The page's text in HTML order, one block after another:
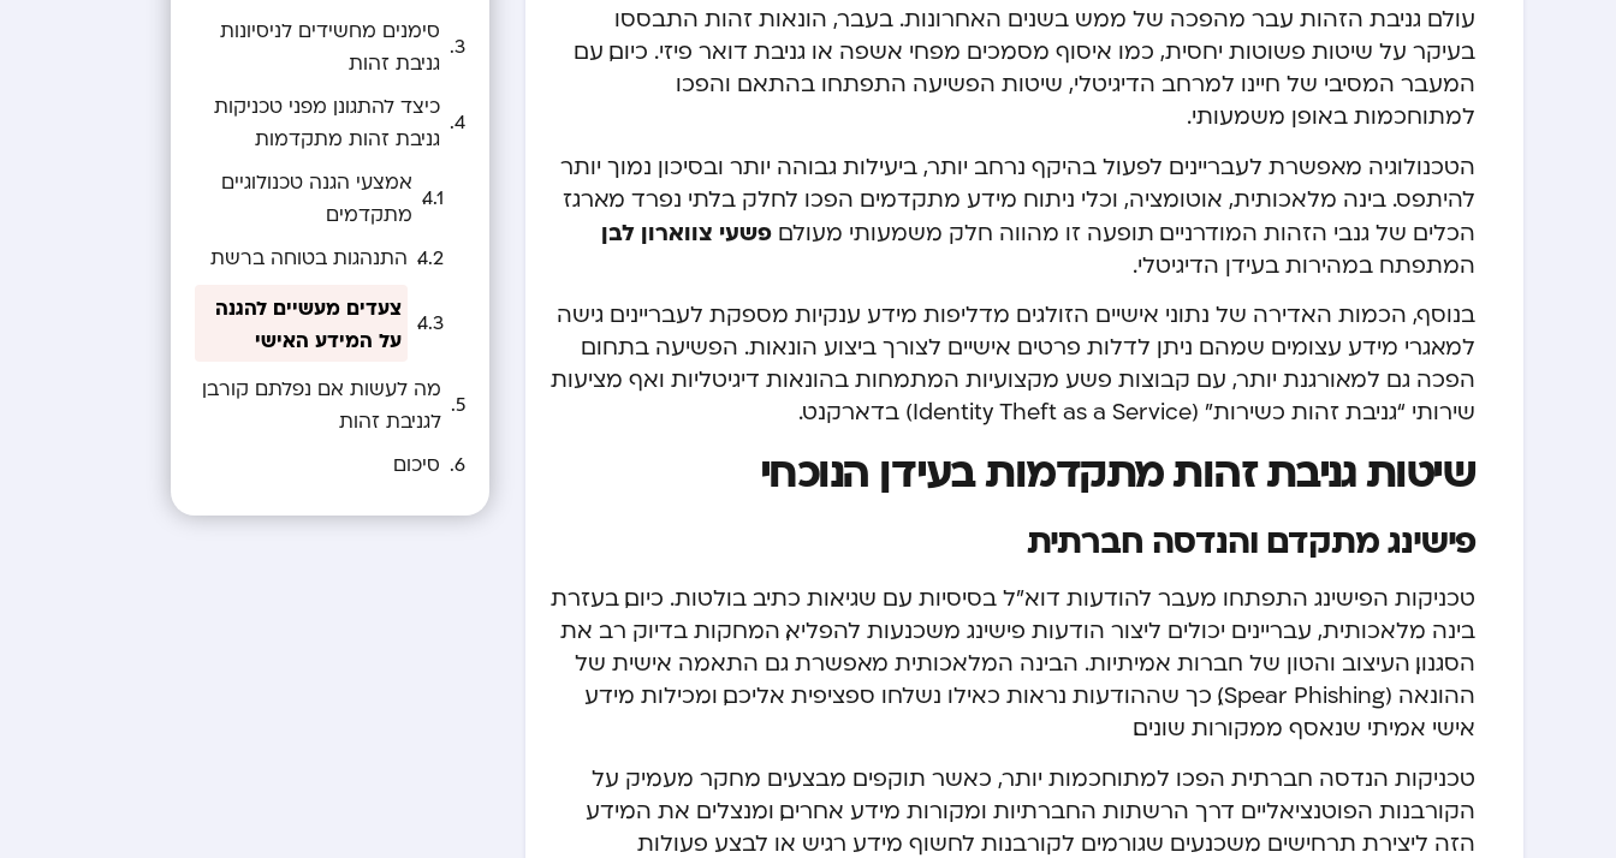
עולם גניבת הזהות עבר מהפכה של ממש בשנים האחרונות. בעבר, הונאות זהות התבססו
בעיקר על שיטות פשוטות יחסית, כמו איסוף מסמכים מפחי אשפה או גניבת דואר פיזי. כיום, עם
המעבר המסיבי של חיינו למרחב הדיגיטלי, שיטות הפשיעה התפתחו בהתאם והפכו
למתוחכמות באופן משמעותי.
הטכנולוגיה מאפשרת לעבריינים לפעול בהיקף נרחב יותר, ביעילות גבוהה יותר ובסיכון נמוך יותר
להיתפס. בינה מלאכותית, אוטומציה, וכלי ניתוח מידע מתקדמים הפכו לחלק בלתי נפרד מארגז
הכלים של גנבי הזהות המודרניים. תופעה זו מהווה חלק משמעותי מעולם פשעי צווארון לבן
המתפתח במהירות בעידן הדיגיטלי.
בנוסף, הכמות האדירה של נתוני אישיים הזולגים מדליפות מידע ענקיות מספקת לעבריינים גישה
למאגרי מידע עצומים שמהם ניתן לדלות פרטים אישיים לצורך ביצוע הונאות. הפשיעה בתחום
הפכה גם למאורגנת יותר, עם קבוצות פשע מקצועיות המתמחות בהונאות דיגיטליות ואף מציעות
שירותי “גניבת זהות כשירות” (Identity Theft as a Service) בדארקנט.
שיטות גניבת זהות מתקדמות בעידן הנוכחי
פישינג מתקדם והנדסה חברתית
טכניקות הפישינג התפתחו מעבר להודעות דוא”ל בסיסיות עם שגיאות כתיב בולטות. כיום, בעזרת
בינה מלאכותית, עבריינים יכולים ליצור הודעות פישינג משכנעות להפליא, המחקות בדיוק רב את
הסגנון, העיצוב והטון של חברות אמיתיות. הבינה המלאכותית מאפשרת גם התאמה אישית של
ההונאה (Spear Phishing), כך שההודעות נראות כאילו נשלחו ספציפית אליכם, ומכילות מידע
אישי אמיתי שנאסף ממקורות שונים.
טכניקות הנדסה חברתית הפכו למתוחכמות יותר, כאשר תוקפים מבצעים מחקר מעמיק על
הקורבנות הפוטנציאליים דרך הרשתות החברתיות ומקורות מידע אחרים, ומנצלים את המידע
הזה ליצירת תרחישים משכנעים שגורמים לקורבנות לחשוף מידע רגיש או לבצע פעולות
סימנים מחשידים לניסיונות
גניבת זהות
כיצד להתגונן מפני טכניקות
גניבת זהות מתקדמות
אמצעי הגנה טכנולוגיים
מתקדמים
התנהגות בטוחה ברשת
צעדים מעשיים להגנה
על המידע האישי
מה לעשות אם נפלתם קורבן
לגניבת זהות
סיכום